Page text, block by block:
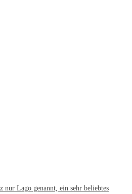
nur Lago genannt, ein sehr beliebtes